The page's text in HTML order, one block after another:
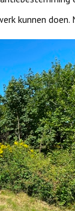
kunnen